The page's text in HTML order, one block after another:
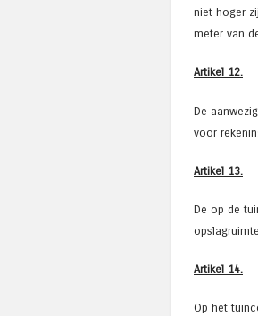
niet hoger
meter van
Artikel 12.
De
voor
Artikel 13.
De op de
Artikel 14.
Op het